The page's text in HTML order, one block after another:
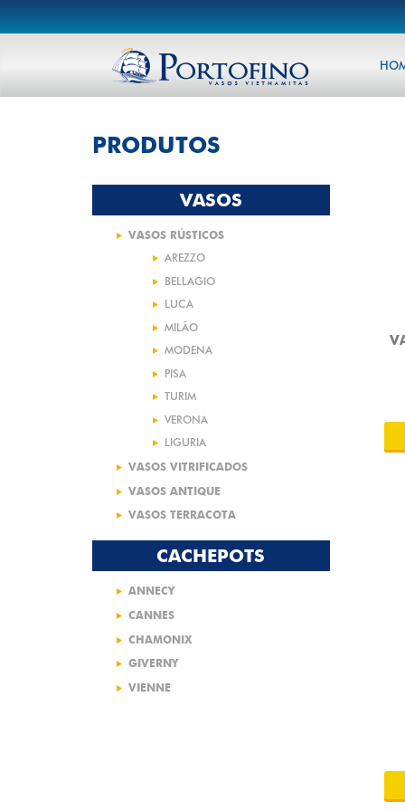
PRODUTOS
VASOS
VASOS RÚSTICOS
AREZZO
BELLAGIO
LUCA
MILÃO
MODENA
PISA
TURIM
VERONA
LIGURIA
VASOS VITRIFICADOS
VASOS ANTIQUE
VASOS TERRACOTA
CACHEPOTS
ANNECY
CANNES
CHAMONIX
GIVERNY
VIENNE